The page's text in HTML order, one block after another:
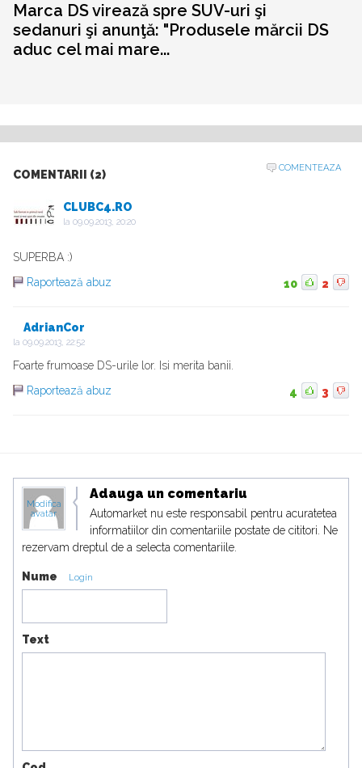
Marca DS virează spre SUV-uri şi
sedanuri şi anunţă: "Produsele mărcii DS
aduc cel mai mare...
COMENTARII (2)
COMENTEAZA
CLUBC4.RO
la 09.09.2013, 20:20
SUPERBA :)
Raportează abuz
10 2
AdrianCor
la 09.09.2013, 22:52
Foarte frumoase DS-urile lor. Isi merita banii.
Raportează abuz
4 3
Modifica
avatar
Adauga un comentariu
Automarket nu este responsabil pentru acuratetea
informatiilor din comentariile postate de cititori. Ne
rezervam dreptul de a selecta comentariile.
Nume Login
Text